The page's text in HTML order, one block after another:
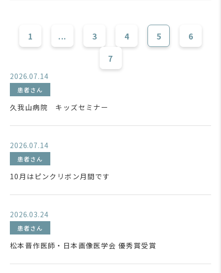
1 ... 3 4 5
6
7
2026.07.14
患者さん
久我山病院 キッズセミナー
2026.07.14
患者さん
10月はピンクリボン月間です
2026.03.24
患者さん
松本晋作医師・日本画像医学会 優秀賞受賞